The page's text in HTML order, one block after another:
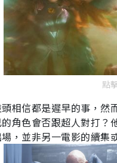
點
相信都是遲早的事，
角色會否跟超人對打
，並非另一電影的續集